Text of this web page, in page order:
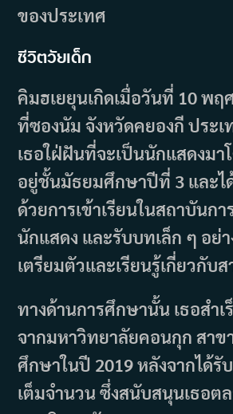
ของประเทศ
ชีวิตวัยเด็ก
คิมฮเยยุนเกิดเมื่อวันที่ 10 พฤ
ที่ซองนัม จังหวัดคยองกี ประเ
เธอใฝ่ฝันที่จะเป็นนักแสดงมา
อยู่ชั้นมัธยมศึกษาปีที่ 3 และไ
ด้วยการเข้าเรียนในสถาบันก
นักแสดง และรับบทเล็ก ๆ อย่า
เตรียมตัวและเรียนรู้เกี่ยวกับ
ทางด้านการศึกษานั้น เธอสำเ
จากมหาวิทยาลัยคอนกุก สาข
ศึกษาในปี 2019 หลังจากได้
เต็มจำนวน ซึ่งสนับสนุนเธอต